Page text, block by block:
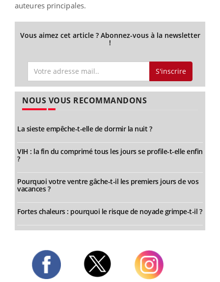
auteures principales.
Vous aimez cet article ? Abonnez-vous à la newsletter
!
S'inscrire
NOUS VOUS RECOMMANDONS
La sieste empêche-t-elle de dormir la nuit ?
VIH : la fin du comprimé tous les jours se profile-t-elle enfin
?
Pourquoi votre ventre gâche-t-il les premiers jours de vos
vacances ?
Fortes chaleurs : pourquoi le risque de noyade grimpe-t-il ?